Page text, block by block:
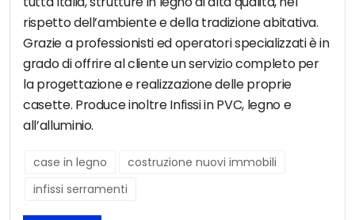
rispetto dell’ambiente e della tradizione abitativa.
Grazie a professionisti ed operatori specializzati è in
grado di offrire al cliente un servizio completo per
la progettazione e realizzazione delle proprie
casette. Produce inoltre Infissi in PVC, legno e
all’alluminio.
case in legno
costruzione nuovi immobili
infissi serramenti